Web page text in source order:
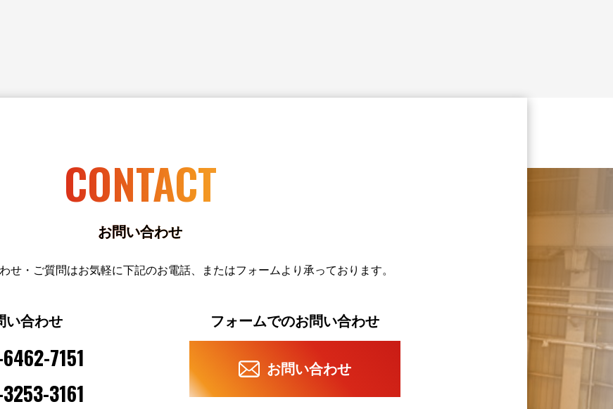
CONTACT
お問い合わせ
せ・ご質問はお気軽に下記のお電話、またはフォームより承っております。
い合わせ
7151
3161
フォームでのお問い合わせ
お問い合わせ